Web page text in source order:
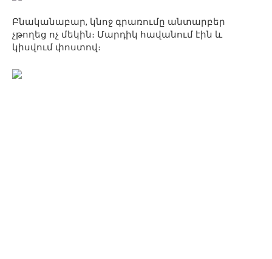
Բնականաբար, կնոջ գրառումը անտարբեր
չթողեց ոչ մեկին։ Մարդիկ հավանում էին և
կիսվում փոստով։